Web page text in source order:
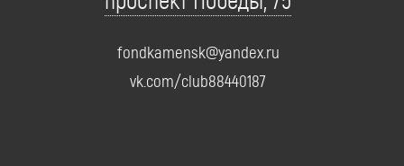
fondkamensk@yandex.ru
vk.com/club88440187